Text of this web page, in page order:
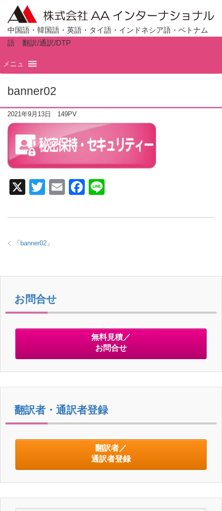
中国語・韓国語・英語・タイ語・インドネシア語・ベトナム
語 翻訳/通訳/DTP
メニュホームTOP
banner02
2021年9月13日 149PV
X
T
tt
E
ail
F
c
o
e
「 banner02 」
お問合せ
無料見積／
お問合せ
翻訳者・通訳者登録
翻訳者／
通訳者登録